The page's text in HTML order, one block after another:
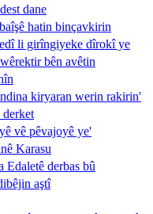
dane
hatin binçavkirin
li girîngiyeke dîrokî ye
bên avêtin
kiryaran werin rakirin'
vê pêvajoyê ye'
Karasu
derbas bû
aştî